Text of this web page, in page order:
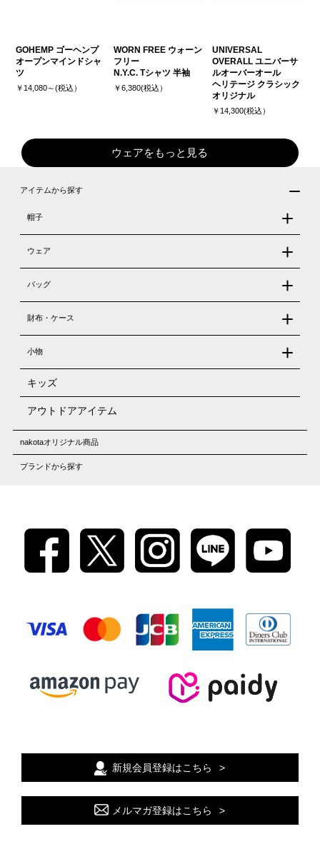
GOHEMP ゴーヘンプ
オープンマインドシャ
ツ
￥14,080～(税込）
WORN FREE ウォーン
フリー
N.Y.C. Tシャツ 半袖
￥6,380(税込）
UNIVERSAL
OVERALL ユニバーサ
ルオーバーオール
ヘリテージ クラシック
オリジナル
￥14,300(税込）
ウェアをもっと見る
アイテムから探す
帽子
ウェア
バッグ
財布・ケース
小物
キッズ
アウトドアアイテム
nakotaオリジナル商品
ブランドから探す
新規会員登録はこちら
メルマガ登録はこちら